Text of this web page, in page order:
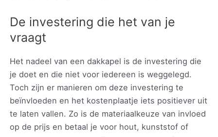
De investering die het van je
vraagt
Het nadeel van een dakkapel is de investering die
je doet en die niet voor iedereen is weggelegd.
Toch zijn er manieren om deze investering te
beïnvloeden en het kostenplaatje iets positiever uit
te laten vallen. Zo is de materiaalkeuze van invloed
op de prijs en betaal je voor hout, kunststof of